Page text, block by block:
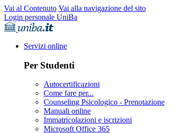
Vai al Contenuto Vai alla navigazione del sito
Login personale UniBa
Servizi online
Per Studenti
Autocertificazioni
Come fare per...
Counseling Psicologico - Prenotazione
Manuali online
Immatricolazioni e iscrizioni
Microsoft Office 365